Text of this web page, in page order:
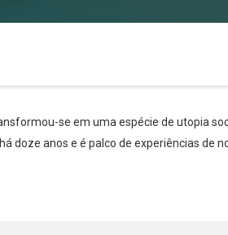
se em uma espécie de utopia
doze anos e é palco de experiências de